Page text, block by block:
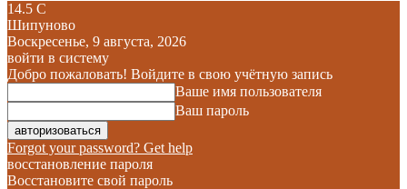
14.5 C
Шипуново
Воскресенье, 9 августа, 2026
войти в систему
Добро пожаловать! Войдите в свою учётную запись
Ваше имя пользователя
Ваш пароль
Forgot your password? Get help
восстановление пароля
Восстановите свой пароль